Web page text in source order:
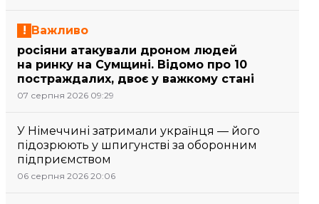
Важливо
росіяни атакували дроном людей
на ринку на Сумщині. Відомо про 10
постраждалих, двоє у важкому стані
07 серпня 2026 09:29
У Німеччині затримали українця — його
підозрюють у шпигунстві за оборонним
підприємством
06 серпня 2026 20:06